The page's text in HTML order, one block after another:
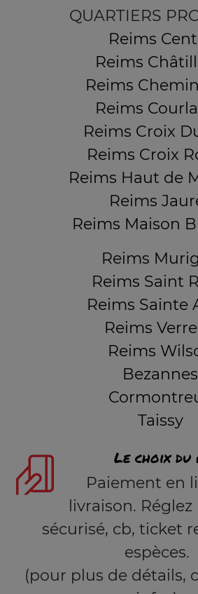
QUARTIERS
Reims
Reims
Reims
Reims
Reims Croix
Reims Croix
Reims Haut de
Reims
Reims Maison
Reims
Reims Saint
Reims Sainte
Reims
Reims
Bezannes
Taissy
Le choix du
Paiement en
livraison.
sécurisé, cb, ticket
espèces.
(pour plus de détails,